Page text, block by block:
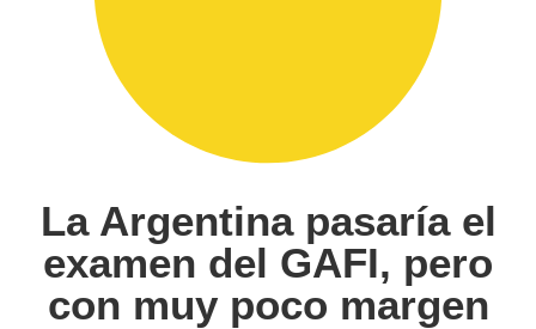
La Argentina pasaría el
examen del GAFI, pero
con muy poco margen